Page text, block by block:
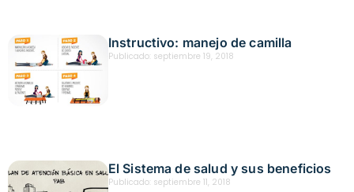
Instructivo: manejo de camilla
Publicado: septiembre 19, 2018
El Sistema de salud y sus beneficios
Publicado: septiembre 11, 2018